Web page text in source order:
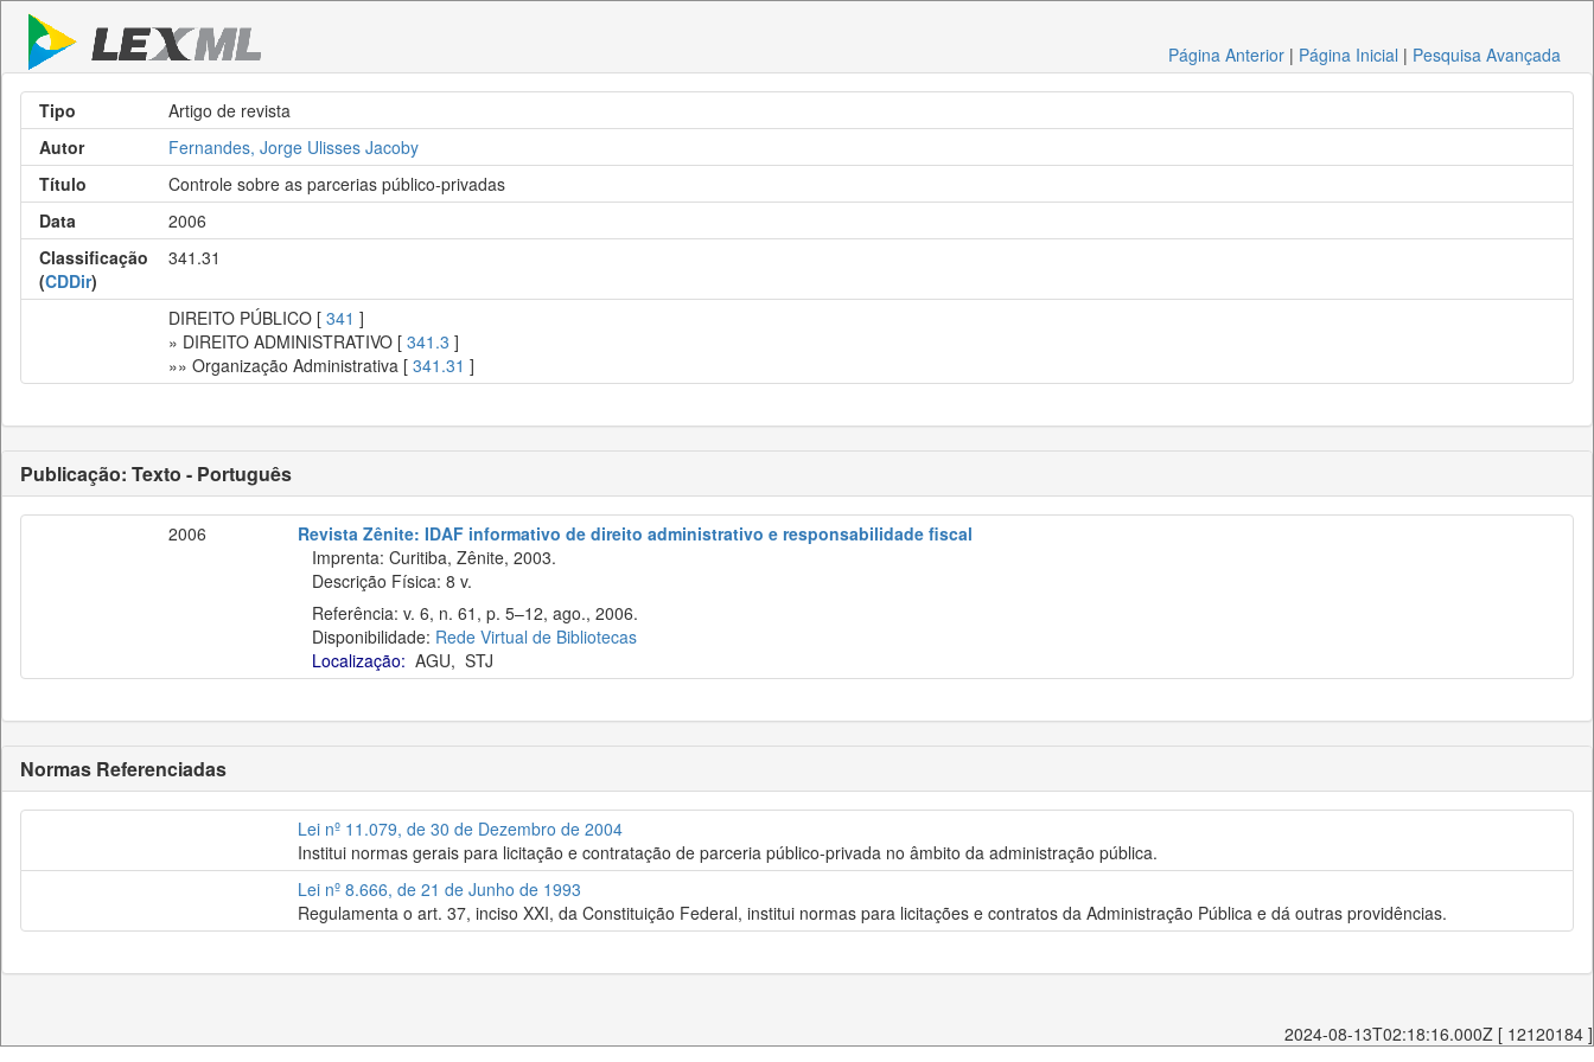
Página Anterior | Página Inicial | Pesquisa Avançada
Tipo
Artigo de revista
Autor
Fernandes, Jorge Ulisses Jacoby
Título
Controle sobre as parcerias público-privadas
Data
2006
Classificação
(CDDir)
341.31
DIREITO PÚBLICO [ 341 ]
» DIREITO ADMINISTRATIVO [ 341.3 ]
»» Organização Administrativa [ 341.31 ]
Publicação: Texto - Português
2006
Revista Zênite: IDAF informativo de direito administrativo e responsabilidade fiscal
Imprenta: Curitiba, Zênite, 2003.
Descrição Física: 8 v.
Referência: v. 6, n. 61, p. 5–12, ago., 2006.
Disponibilidade: Rede Virtual de Bibliotecas
Localização: AGU, STJ
Normas Referenciadas
Lei nº 11.079, de 30 de Dezembro de 2004
Institui normas gerais para licitação e contratação de parceria público-privada no âmbito da administração pública.
Lei nº 8.666, de 21 de Junho de 1993
Regulamenta o art. 37, inciso XXI, da Constituição Federal, institui normas para licitações e contratos da Administração Pública e dá outras providências.
2024-08-13T02:18:16.000Z [ 12120184 ]